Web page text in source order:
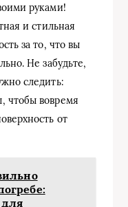
руками!
и стильная
за то, что вы
Не забудьте,
следить:
чтобы вовремя
от
для